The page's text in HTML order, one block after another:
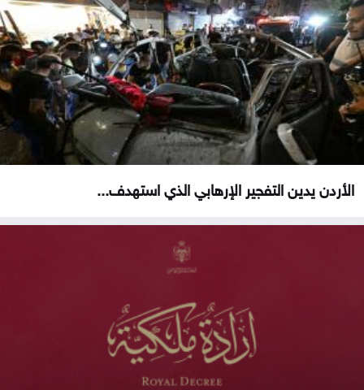
الأردن يدين التفجير الإرهابي الذي استهدف...